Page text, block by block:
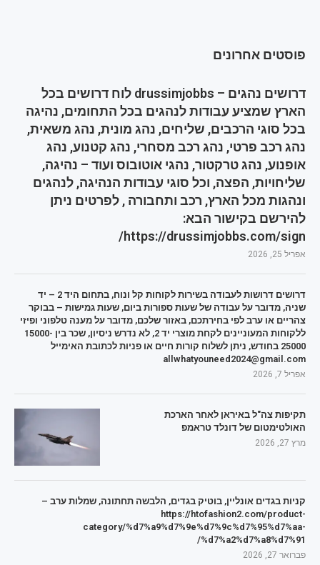
פוסטים אחרונים
דרושים נהגים – drussimjobbs לוח דרושים בכל
הארץ שמציע עבודות לנהגים בכל התחומים, נהיגה
בכל סוגי הרכבים, שליחים, נהג מונית, נהג משאית,
נהג רכב פרטי, נהג רכב מסחרי, נהג קטנוע, נהג
אופנוע, נהג טרקטור, נהגי אוטובוס ועוד – נהיגה,
שליחויות, הפצה, וכל סוגי עבודות הנהיגה, לנהגים
ונהגות מכל הארץ, רכב ותחבורה , לפרטים ניתן
להירשם בקישור הבא:
https://drussimjobbs.com/sign/
אפריל 25, 2026
דרושים דרושות לעבודה בשירות לקוחות קל ונוח, בתחום היד 2 – יד
שניה, מדובר על עבודה של שעות ספורות ביום, שעות גמישות – בבוקר
צהריים או ערב לפי בחירתכם, באזור שלכם, מדובר על מענה טלפוני ופיזי
ללקוחות המעוניינים לקחת מוצרי יד 2, לא נדרש ניסיון, שכר בין 15000-
25000 בחודש, ניתן לשלוח קורות חיים או פניות לכתובת האימייל
allwhatyouneed2024@gmail.com
אפריל 7, 2026
תקיפות צה"ל באיראן לאחר הארכת
האולטימטום של דונלד טראמפ
מרץ 27, 2026
קניות בגדים אונליין, בוטיק בגדים, הלבשה תחתונה, שמלות ערב –
https://htofashion2.com/product-
category/%d7%a9%d7%9e%d7%9c%d7%95%d7%aa-
%d7%a2%d7%a8%d7%91/
פברואר 27, 2026